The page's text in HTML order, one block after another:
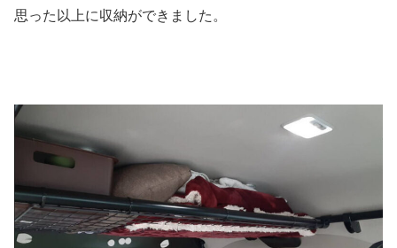
思った以上に収納ができました。